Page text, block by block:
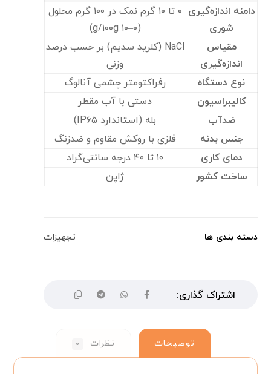
دامنه اندازه‌گیری
شوری
۰ تا ۱۰ گرم نمک در ۱۰۰ گرم محلول
(۰–۱۰ g/۱۰۰g)
مقیاس
اندازه‌گیری
NaCl (کلرید سدیم) بر حسب درصد
وزنی
نوع دستگاه
رفراکتومتر چشمی آنالوگ
کالیبراسیون
دستی با آب مقطر
ضدآب
بله (استاندارد IP۶۵)
جنس بدنه
فلزی با روکش مقاوم و ضدزنگ
دمای کاری
۱۰ تا ۴۰ درجه سانتی‌گراد
ساخت کشور
ژاپن
دسته بندی ها تجهیزات
توضیحات نظرات ۰